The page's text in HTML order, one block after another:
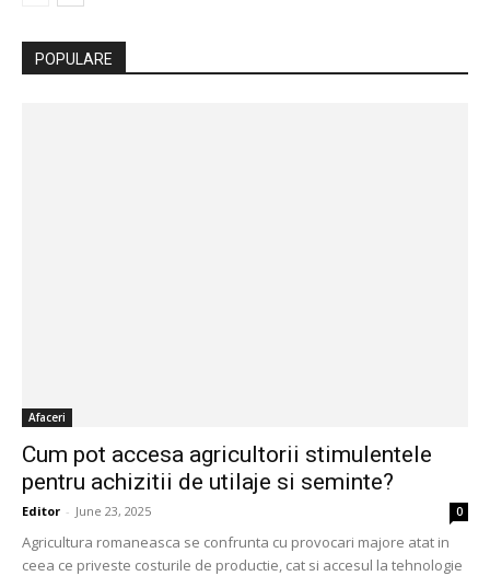
POPULARE
Afaceri
Cum pot accesa agricultorii stimulentele
pentru achizitii de utilaje si seminte?
Editor - June 23, 2025 0
Agricultura romaneasca se confrunta cu provocari majore atat in
ceea ce priveste costurile de productie, cat si accesul la tehnologie